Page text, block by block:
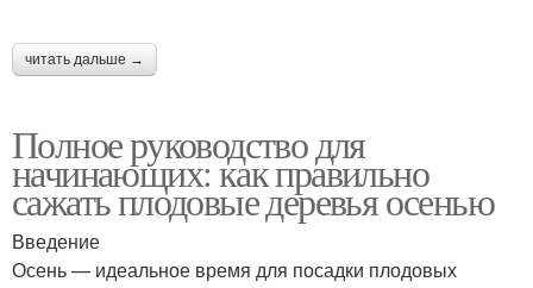
читать дальше →
Полное руководство для
начинающих: как правильно
сажать плодовые деревья осенью
Введение
Осень — идеальное время для посадки плодовых